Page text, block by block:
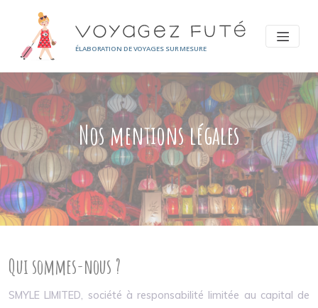
ÉLABORATION DE VOYAGES SUR MESURE
Nos mentions légales
Qui sommes-nous ?
SMYLE LIMITED, société à responsabilité limitée au capital de
Panneau de gestion des cookies